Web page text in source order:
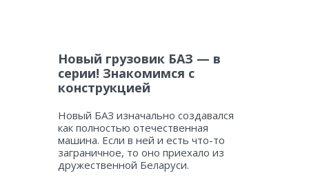
Новый грузовик БАЗ — в
серии! Знакомимся с
конструкцией
Новый БАЗ изначально создавался
как полностью отечественная
машина. Если в ней и есть что-то
заграничное, то оно приехало из
дружественной Беларуси.